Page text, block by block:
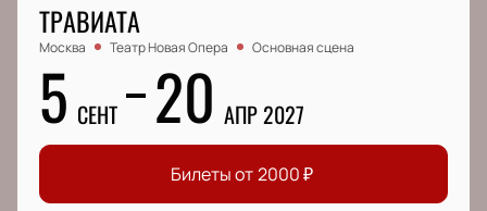
ТРАВИАТА
Москва Театр Новая Опера Основная сцена
5 СЕНТ 20 АПР 2027
Билеты от 2000₽